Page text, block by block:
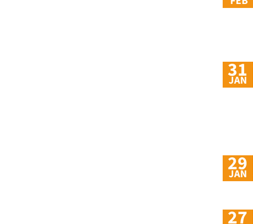
31
JAN
29
JAN
27